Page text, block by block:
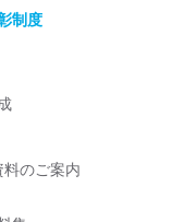
制度
料のご案内